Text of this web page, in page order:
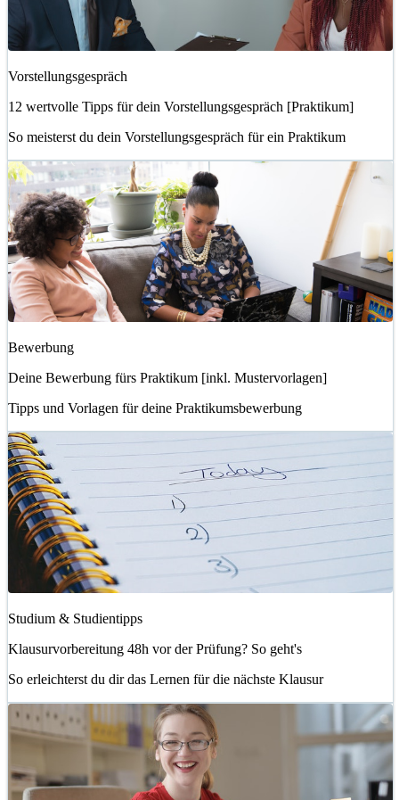
Vorstellungsgespräch
12 wertvolle Tipps für dein Vorstellungsgespräch [Praktikum]
So meisterst du dein Vorstellungsgespräch für ein Praktikum
Bewerbung
Deine Bewerbung fürs Praktikum [inkl. Mustervorlagen]
Tipps und Vorlagen für deine Praktikumsbewerbung
Studium & Studientipps
Klausurvorbereitung 48h vor der Prüfung? So geht's
So erleichterst du dir das Lernen für die nächste Klausur